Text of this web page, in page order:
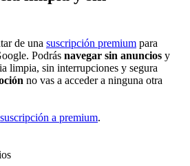
de una suscripción premium para
Podrás navegar sin anuncios y
limpia, sin interrupciones y segura
no vas a acceder a ninguna otra
suscripción a premium.